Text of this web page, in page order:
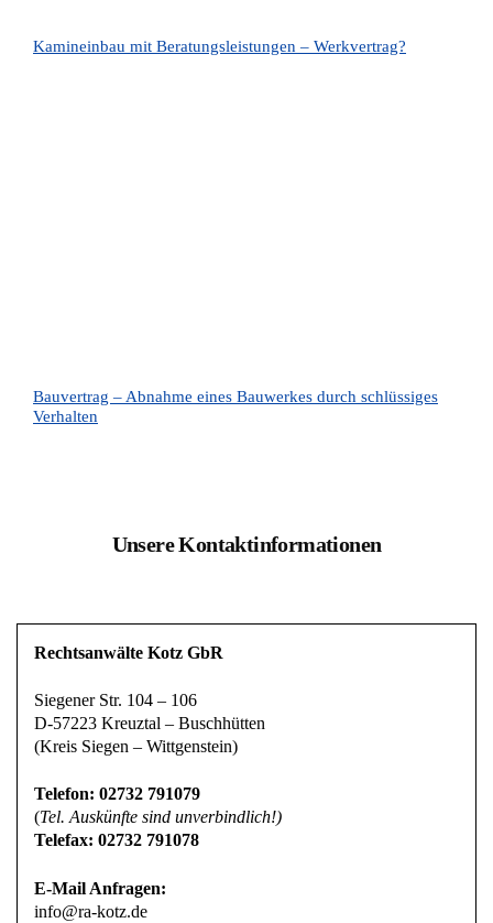
Kamineinbau mit Beratungsleistungen – Werkvertrag?
Bauvertrag – Abnahme eines Bauwerkes durch schlüssiges
Verhalten
Unsere Kontaktinformationen
Rechtsanwälte Kotz GbR
Siegener Str. 104 – 106
D-57223 Kreuztal – Buschhütten
(Kreis Siegen – Wittgenstein)
Telefon: 02732 791079
(Tel. Auskünfte sind unverbindlich!)
Telefax: 02732 791078
E-Mail Anfragen:
info@ra-kotz.de